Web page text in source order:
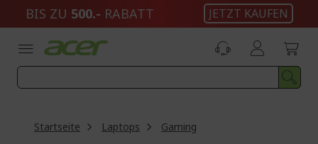
BIS ZU 500.- RABATT JETZT KAUFEN
Startseite Laptops Gaming